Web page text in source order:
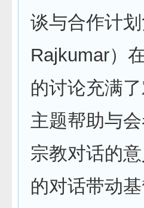
谈与合作计
Rajkumar）
的讨论充满
主题帮助与
宗教对话的
的对话带动